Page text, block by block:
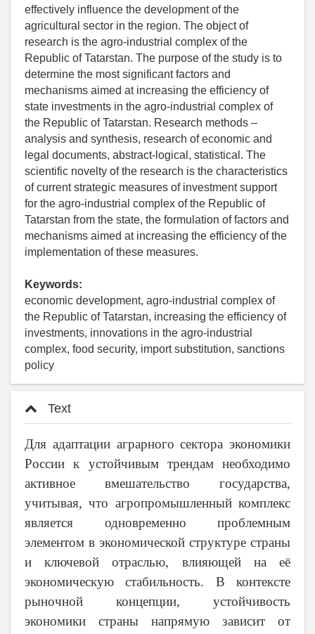
effectively influence the development of the
agricultural sector in the region. The object of
research is the agro-industrial complex of the
Republic of Tatarstan. The purpose of the study is to
determine the most significant factors and
mechanisms aimed at increasing the efficiency of
state investments in the agro-industrial complex of
the Republic of Tatarstan. Research methods –
analysis and synthesis, research of economic and
legal documents, abstract-logical, statistical. The
scientific novelty of the research is the characteristics
of current strategic measures of investment support
for the agro-industrial complex of the Republic of
Tatarstan from the state, the formulation of factors and
mechanisms aimed at increasing the efficiency of the
implementation of these measures.
Keywords:
economic development, agro-industrial complex of
the Republic of Tatarstan, increasing the efficiency of
investments, innovations in the agro-industrial
complex, food security, import substitution, sanctions
policy
Text
Для адаптации аграрного сектора экономики
России к устойчивым трендам необходимо
активное вмешательство государства,
учитывая, что агропромышленный комплекс
является одновременно проблемным
элементом в экономической структуре страны
и ключевой отраслью, влияющей на её
экономическую стабильность. В контексте
рыночной концепции, устойчивость
экономики страны напрямую зависит от